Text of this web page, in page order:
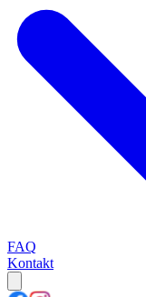
FAQ
Kontakt